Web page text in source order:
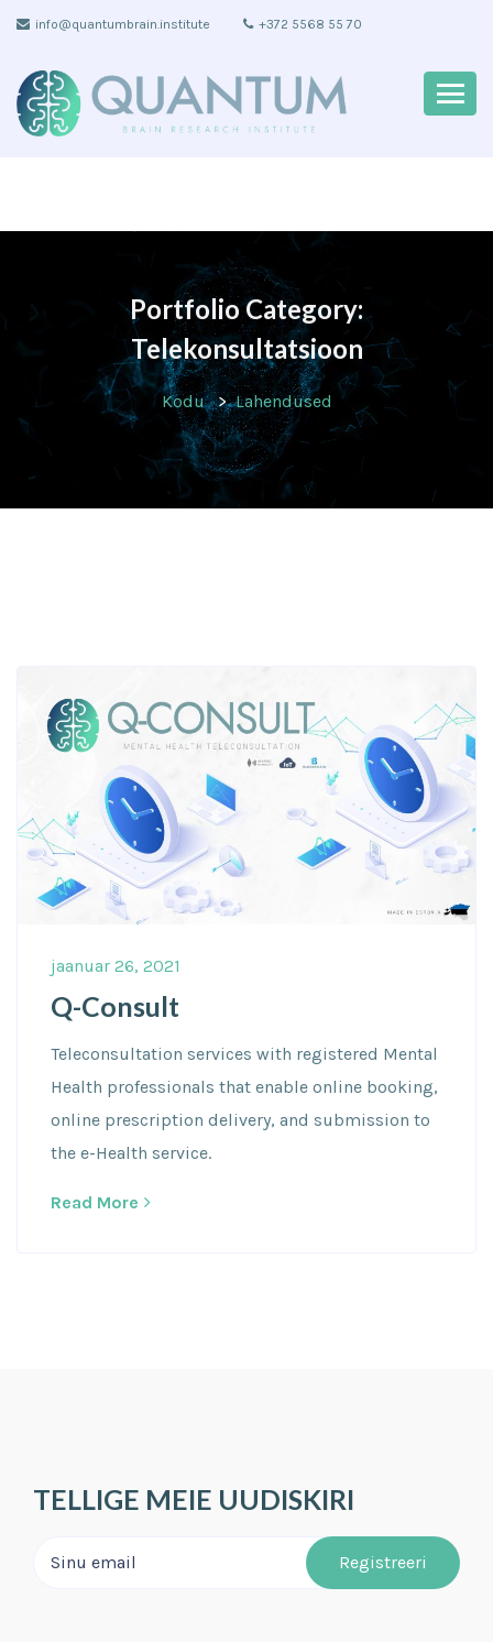
info@quantumbrain.institute +372 5568 55 70
Portfolio Category:
Telekonsultatsioon
Kodu Lahendused
jaanuar 26, 2021
Q-Consult
Teleconsultation services with registered Mental
Health professionals that enable online booking,
online prescription delivery, and submission to
the e-Health service.
Read More
TELLIGE MEIE UUDISKIRI